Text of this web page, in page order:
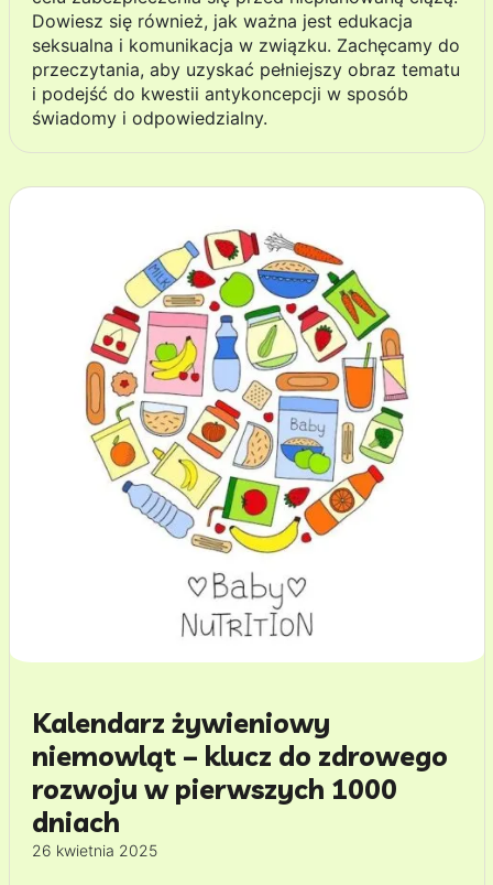
Dowiesz się również, jak ważna jest edukacja
seksualna i komunikacja w związku. Zachęcamy do
przeczytania, aby uzyskać pełniejszy obraz tematu
i podejść do kwestii antykoncepcji w sposób
świadomy i odpowiedzialny.
Kalendarz żywieniowy
niemowląt – klucz do zdrowego
rozwoju w pierwszych 1000
dniach
26 kwietnia 2025